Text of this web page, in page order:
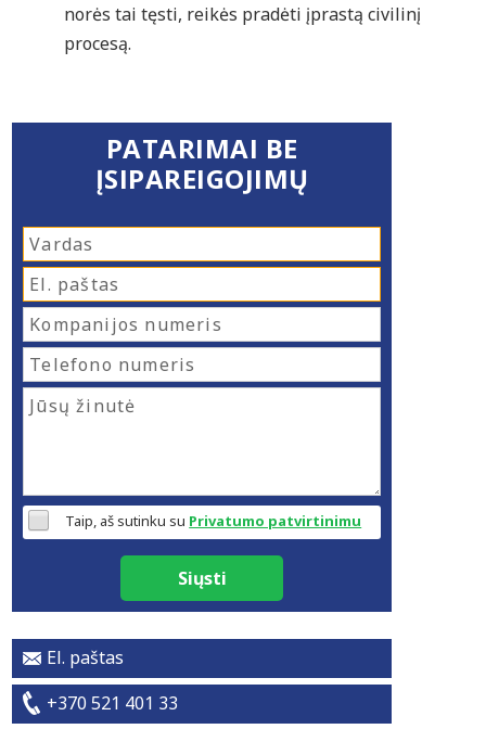
norės tai tęsti, reikės pradėti įprastą civilinį
procesą.
PATARIMAI BE
ĮSIPAREIGOJIMŲ
Taip, aš sutinku su Privatumo patvirtinimu
Siųsti
El. paštas
+370 521 401 33